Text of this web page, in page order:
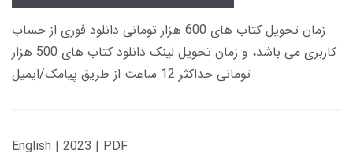
زمان تحویل کتاب های 600 هزار تومانی دانلود فوری از حساب
کاربری می باشد، و زمان تحویل لینک دانلود کتاب های 500 هزار
تومانی حداکثر 12 ساعت از طریق پیامک/ایمیل
English | 2023 | PDF